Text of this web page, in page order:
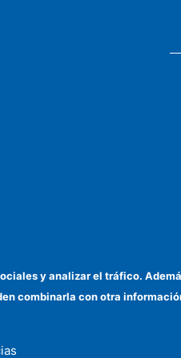
y analizar el tráfico.
combinarla con otra